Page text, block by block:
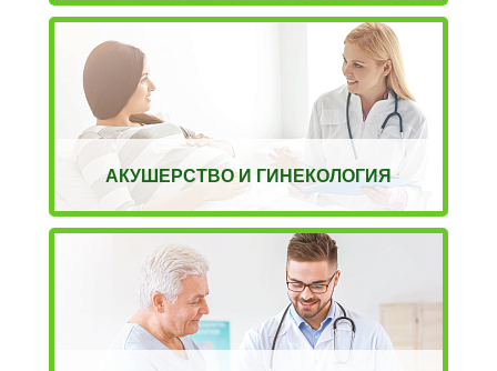
АКУШЕРСТВО И ГИНЕКОЛОГИЯ